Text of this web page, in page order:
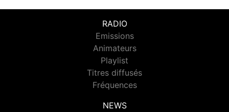
RADIO
Emissions
Animateurs
Playlist
Titres diffusés
Fréquences
NEWS